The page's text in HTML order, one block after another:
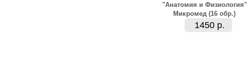
"Анатомия и Физиология"
Микромед (16 обр.)
1450 р.